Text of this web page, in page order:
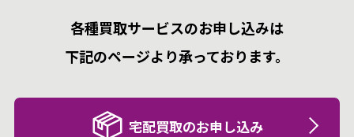
各種買取サービスのお申し込みは
下記のページより承っております。
宅配買取のお申し込み